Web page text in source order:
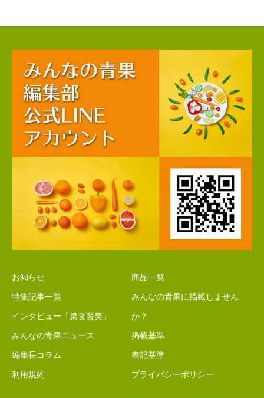
お知らせ
特集記事一覧
インタビュー「菜食賢美」
みんなの青果ニュース
編集長コラム
利用規約
商品一覧
みんなの青果に掲載しません
か？
掲載基準
表記基準
プライバシーポリシー